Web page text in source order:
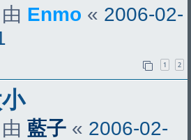
Enmo « 2006-02-
1 2
藍子 « 2006-02-